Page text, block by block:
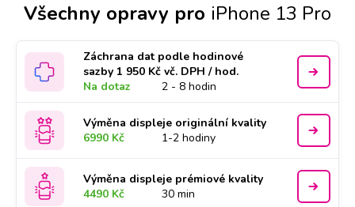
Všechny opravy pro iPhone 13 Pro
Záchrana dat podle hodinové
sazby 1 950 Kč vč. DPH / hod.
Na dotaz
2 - 8 hodin
Výměna displeje originální kvality
6990 Kč
1-2 hodiny
Výměna displeje prémiové kvality
4490 Kč
30 min